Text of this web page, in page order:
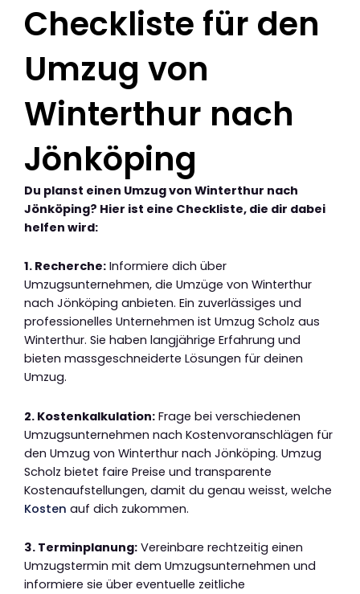
Checkliste für den
Umzug von
Winterthur nach
Jönköping
Du planst einen Umzug von Winterthur nach
Jönköping? Hier ist eine Checkliste, die dir dabei
helfen wird:
1. Recherche: Informiere dich über
Umzugsunternehmen, die Umzüge von Winterthur
nach Jönköping anbieten. Ein zuverlässiges und
professionelles Unternehmen ist Umzug Scholz aus
Winterthur. Sie haben langjährige Erfahrung und
bieten massgeschneiderte Lösungen für deinen
Umzug.
2. Kostenkalkulation: Frage bei verschiedenen
Umzugsunternehmen nach Kostenvoranschlägen für
den Umzug von Winterthur nach Jönköping. Umzug
Scholz bietet faire Preise und transparente
Kostenaufstellungen, damit du genau weisst, welche
Kosten auf dich zukommen.
3. Terminplanung: Vereinbare rechtzeitig einen
Umzugstermin mit dem Umzugsunternehmen und
informiere sie über eventuelle zeitliche